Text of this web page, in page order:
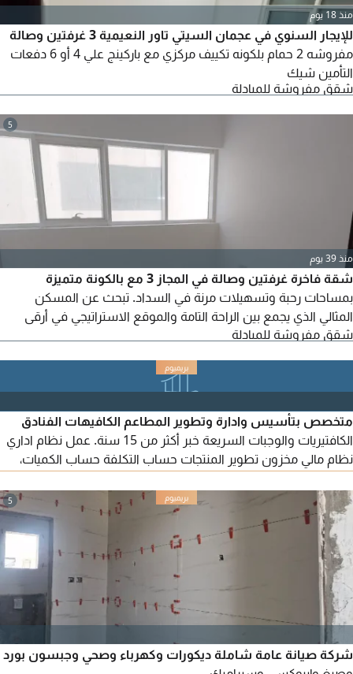
منذ 18 يوم
للإيجار السنوي في عجمان السيتي تاور النعيمية 3 غرفتين وصالة
مفروشه 2 حمام بلكونه تكييف مركزي مع باركينج علي 4 أو 6 دفعات
التأمين شيك
شقق مفروشة للمبادلة
5
منذ 39 يوم
شقة فاخرة غرفتين وصالة في المجاز 3 مع بالكونة متميزة
بمساحات رحبة وتسهيلات مرنة في السداد. تبحث عن المسكن
المثالي الذي يجمع بين الراحة التامة والموقع الاستراتيجي في أرقى
مناطق الشارقة؟ شركة الهادف للعقارات تقدم لك الخيار الأمثل
ومتميزة للغاية تتألف من غرفتي نوم وصالة استقبال عائلية واسعة
ومشرقة في قلب منطقة المجاز 3 الحيوية، تم تصميمها بدقة وعناية.
شقق مفروشة للمبادلة
متخصص بتأسيس وادارة وتطوير المطاعم الكافيهات الفنادق
الكافتيريات والوجبات السريعة خبر أكثر من 15 سنة. عمل نظام اداري
نظام مالي مخزون تطوير المنتجات حساب التكلفة حساب الكميات،
خطط دعاية واشهار الاسم التجاري والمنتج، للتواصل
5
شركة صيانة عامة شاملة ديكورات وكهرباء وصحي وجبسون بورد